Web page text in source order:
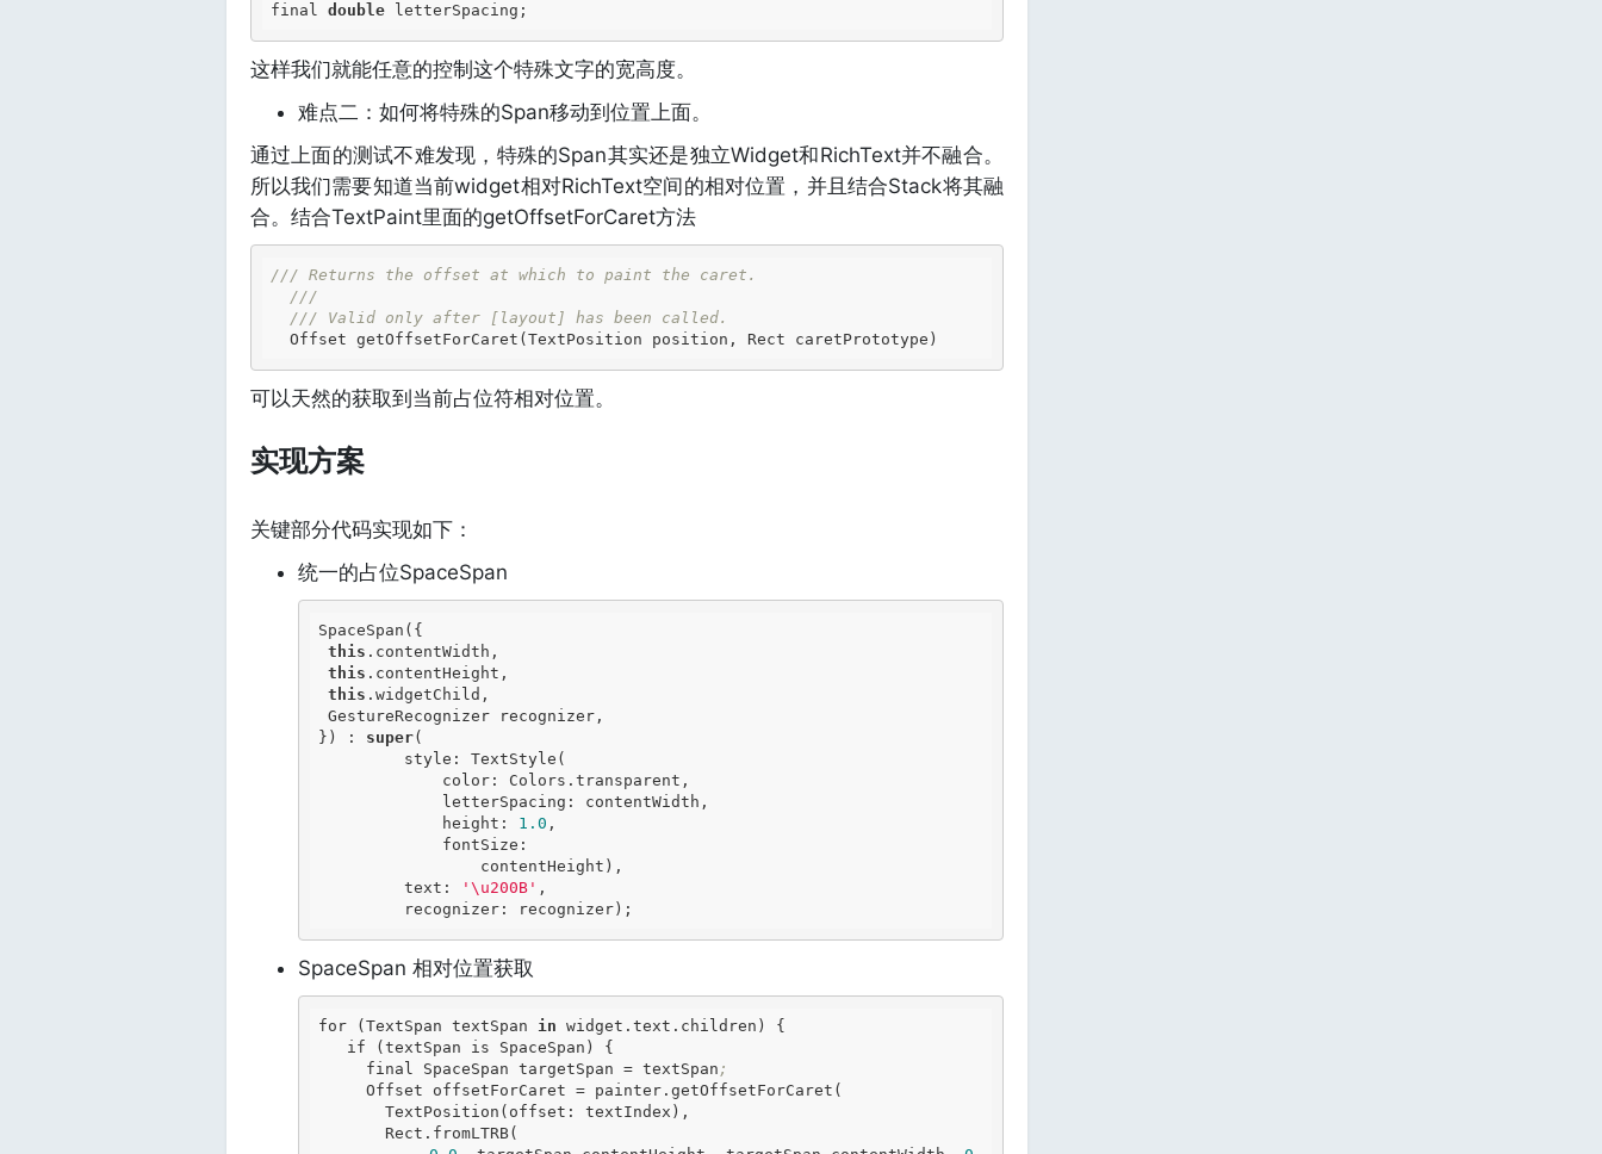
final double letterSpacing;
这样我们就能任意的控制这个特殊文字的宽高度。
难点二：如何将特殊的Span移动到位置上面。
通过上面的测试不难发现，特殊的Span其实还是独立Widget和RichText并不融合。
所以我们需要知道当前widget相对RichText空间的相对位置，并且结合Stack将其融
合。结合TextPaint里面的getOffsetForCaret方法
/// Returns the offset at which to paint the caret.
///
/// Valid only after [layout] has been called.
  Offset getOffsetForCaret(TextPosition position, Rect caretPrototype)
可以天然的获取到当前占位符相对位置。
实现方案
关键部分代码实现如下：
统一的占位SpaceSpan
SpaceSpan({
this .contentWidth,
this .contentHeight,
this .widgetChild,
}) : super(
             height:
1.0 ,
         text:
'\u200B' ,
         recognizer: recognizer);
SpaceSpan 相对位置获取
for (TextSpan textSpan in widget .text .children ) {
     final SpaceSpan targetSpan = textSpan
;
     Offset offsetForCaret = painter
.getOffsetForCaret (
       Rect
.fromLTRB(